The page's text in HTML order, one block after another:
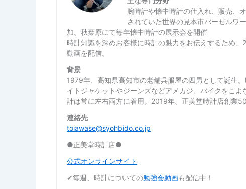
腕時計や懐中時計の仕入れ、販売、
されていた世界の見本市バーゼルワ
加。秋葉原にて毎年懐中時計の展示会を開催
時計知識を深めお客様に時計の魅力をお伝えするため
動画を配信。
背景
1979年、高知県高知市の老舗呉服屋の四男として誕生
イトジャケットやジーンズなどアメカジ、バイクをこ
計は常に左右両方に着用。2019年、正美堂時計店創業
連絡先
toiawase@syohbido.co.jp
●正美堂時計店●
公式オンラインサイト
✔︎毎週、時計についての勉強会動画も配信中！